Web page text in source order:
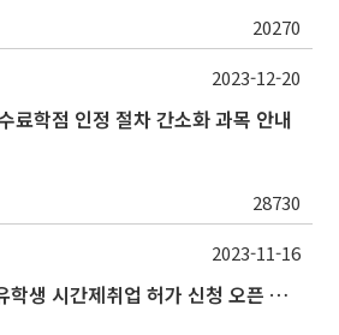
20270
료학점 인정 절차 간소화 과목 안내
28730
2023-12-20
학생정보시스템 내 유학생 시간제취업 허가 신청 오픈 안내
2023-11-16